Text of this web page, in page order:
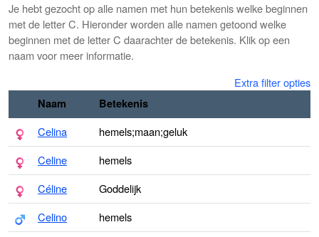
Je hebt gezocht op alle namen met hun betekenis welke beginnen
met de letter C. Hieronder worden alle namen getoond welke
beginnen met de letter C daarachter de betekenis. Klik op een
naam voor meer informatie.
Extra filter opties
Naam
Betekenis
Celina
hemels;maan;geluk
Celine
hemels
Céline
Goddelijk
Celino
hemels